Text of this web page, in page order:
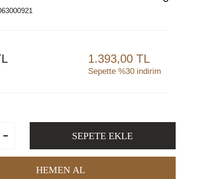
1.393,00 TL
Sepette %30 indirim
SEPETE EKLE
HEMEN AL